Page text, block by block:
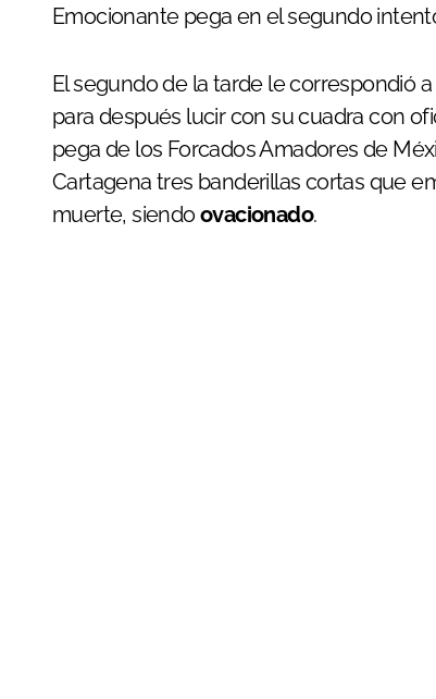
Emocionante pega en el segundo
El segundo de la tarde le correspondió a
para después lucir con su cuadra con
pega de los Forcados Amadores de
Cartagena tres banderillas cortas que
muerte, siendoovacionado.